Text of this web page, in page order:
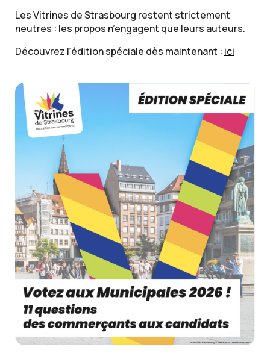
Les Vitrines de Strasbourg restent strictement
neutres : les propos n’engagent que leurs auteurs.
Découvrez l’édition spéciale dès maintenant : ici